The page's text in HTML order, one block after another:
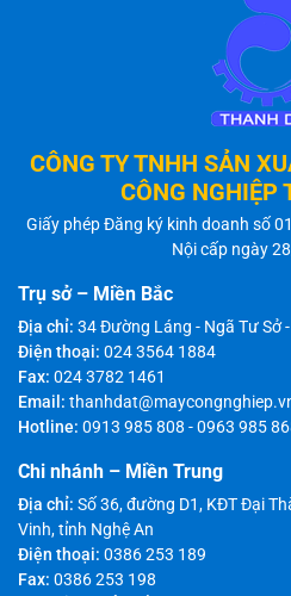
CÔNG TY TNHH SẢN
CÔNG NGHIỆP
Giấy phép Đăng ký kinh doanh số
Nội cấp ngày
Trụ sở – Miền Bắc
Địa chỉ: 34 Đường Láng - Ngã Tư Sở
Điện thoại: 024 3564 1884
Fax: 024 3782 1461
Email:
Hotline: 0913 985 808 -0963 985
Chi nhánh – Miền Trung
Địa chỉ: Số 36, đường D1, KĐT Đại
Vinh, tỉnh Nghệ An
Điện thoại: 0386 253 189
Fax: 0386 253 198